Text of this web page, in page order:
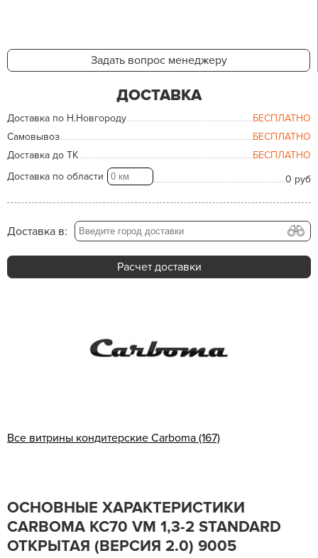
Задать вопрос менеджеру
ДОСТАВКА
Доставка по Н.Новгороду
БЕСПЛАТНО
Самовывоз
БЕСПЛАТНО
Доставка до ТК
БЕСПЛАТНО
Доставка по области
0 руб
Доставка в:
Расчет доставки
Все витрины кондитерские Carboma (167)
ОСНОВНЫЕ ХАРАКТЕРИСТИКИ
CARBOMA KC70 VM 1,3-2 STANDARD
ОТКРЫТАЯ (ВЕРСИЯ 2.0) 9005